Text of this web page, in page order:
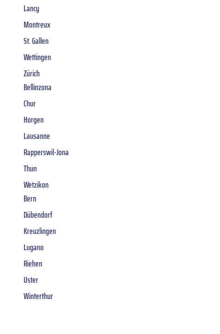
Lancy
Montreux
St. Gallen
Wettingen
Zürich
Bellinzona
Chur
Horgen
Lausanne
Rapperswil-Jona
Thun
Wetzikon
Bern
Dübendorf
Kreuzlingen
Lugano
Riehen
Uster
Winterthur